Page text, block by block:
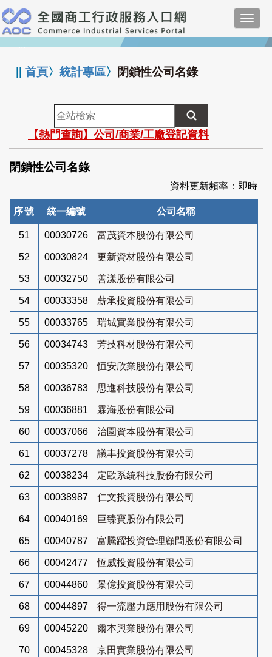
跳
到
主
要
:::
||首頁〉統計專區〉 閉鎖性公司名錄
全
站
檢
索
【熱門查詢】公司/商業/工廠登記資料
閉鎖性公司名錄
資料更新頻率：即時
序號 統一編號 公司名稱
51 00030726 富茂資本股份有限公司
52 00030824 更新資材股份有限公司
53 00032750 善漾股份有限公司
54 00033358 薪承投資股份有限公司
55 00033765 瑞城實業股份有限公司
56 00034743 芳技科材股份有限公司
57 00035320 恒安欣業股份有限公司
58 00036783 思進科技股份有限公司
59 00036881 霖海股份有限公司
60 00037066 治園資本股份有限公司
61 00037278 議丰投資股份有限公司
62 00038234 定歐系統科技股份有限公司
63 00038987 仁文投資股份有限公司
64 00040169 巨臻寶股份有限公司
65 00040787 富騰躍投資管理顧問股份有限公司
66 00042477 恆威投資股份有限公司
67 00044860 景億投資股份有限公司
68 00044897 得一流壓力應用股份有限公司
69 00045220 爾本興業股份有限公司
70 00045328 京田實業股份有限公司